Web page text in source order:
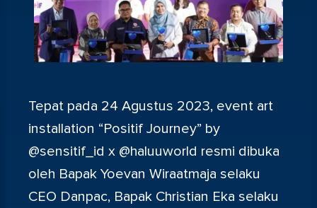
Tepat pada 24 Agustus 2023, event art
installation “Positif Journey” by
@sensitif_id x @haluuworld resmi dibuka
oleh Bapak Yoevan Wiraatmaja selaku
CEO Danpac, Bapak Christian Eka selaku